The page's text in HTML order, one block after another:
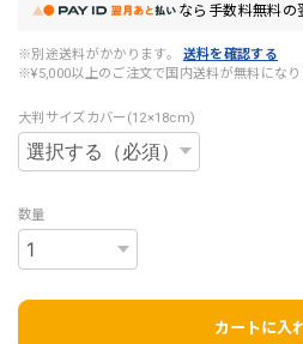
なら 手数料無料の
※別途送料がかかります。
送料を確認する
※¥5,000以上のご注文で国内送料が無料になり
大判サイズカバー(12×18cm)
数量
カートに入